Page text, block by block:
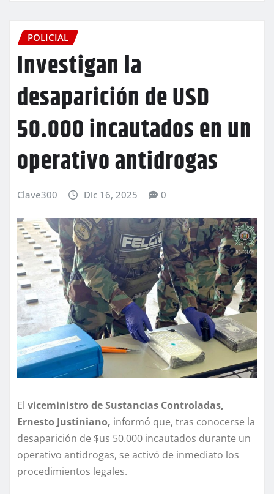
POLICIAL
Investigan la
desaparición de USD
50.000 incautados en un
operativo antidrogas
Clave300 Dic 16, 2025 0
El viceministro de Sustancias Controladas,
Ernesto Justiniano, informó que, tras conocerse la
desaparición de $us 50.000 incautados durante un
operativo antidrogas, se activó de inmediato los
procedimientos legales.